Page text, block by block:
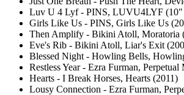
Luv U 4 Lyf - PINS, LUVU4LYF (10"
Girls Like Us - PINS, Girls Like Us
Then Amplify - Bikini Atoll, Moratoria
Eve's Rib - Bikini Atoll, Liar's Exit
Blessed Night - Howling Bells,
Restless Year - Ezra Furman,
Hearts - I Break Horses, Hearts (2011)
Lousy Connection - Ezra Furman,